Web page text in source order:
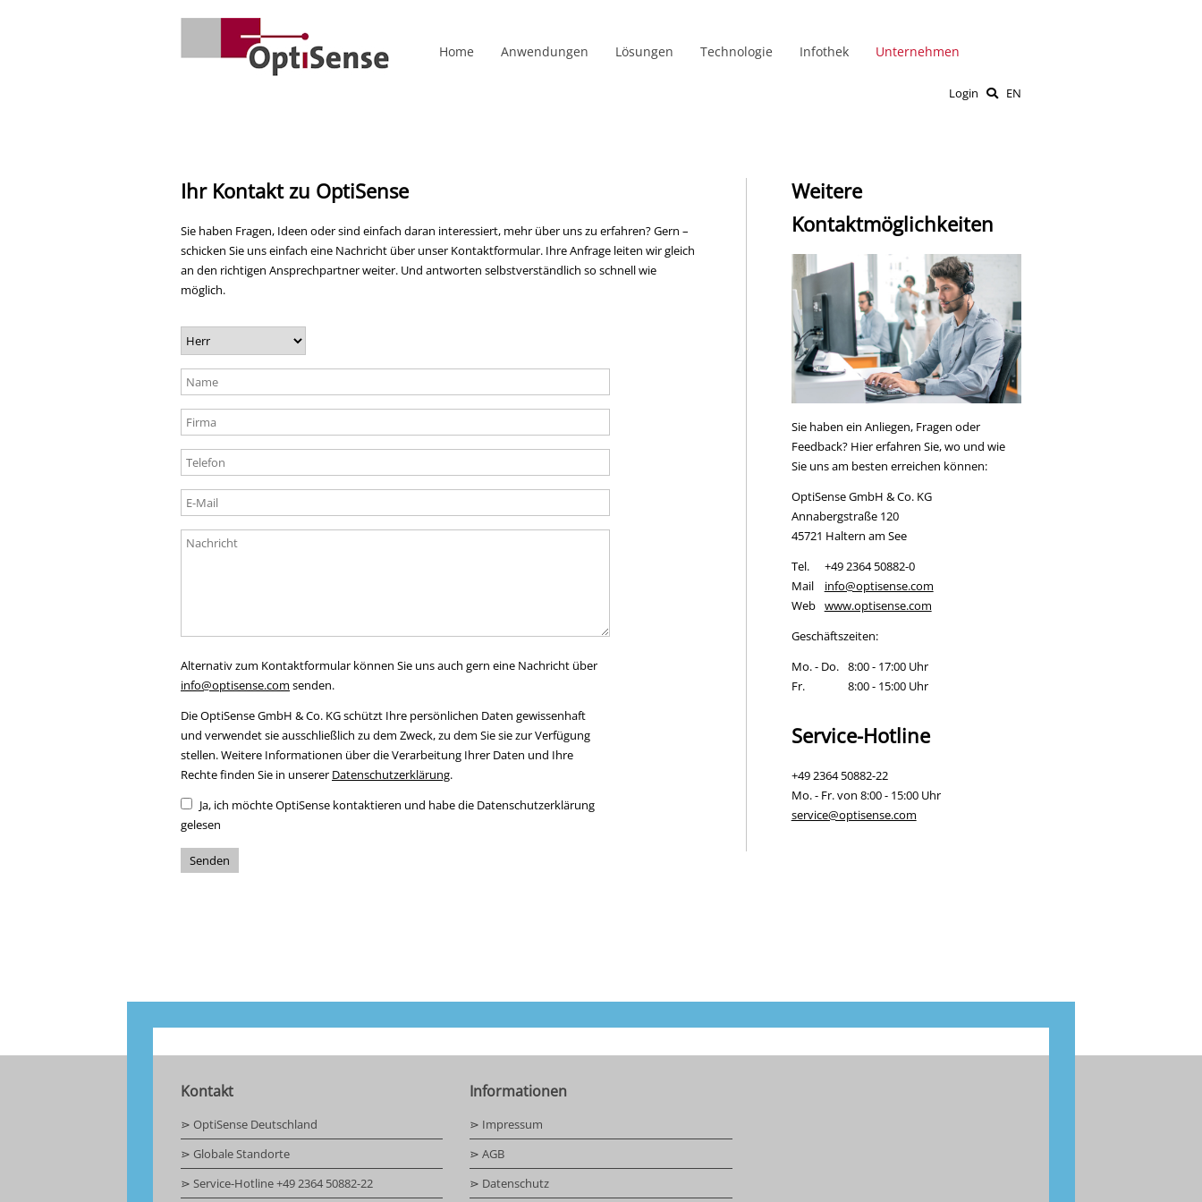
Home Anwendungen Lösungen Technologie Infothek Unternehmen
Login EN
Ihr Kontakt zu OptiSense
Sie haben Fragen, Ideen oder sind einfach daran interessiert, mehr über uns zu erfahren? Gern –
schicken Sie uns einfach eine Nachricht über unser Kontaktformular. Ihre Anfrage leiten wir gleich
an den richtigen Ansprechpartner weiter. Und antworten selbstverständlich so schnell wie
möglich.
Alternativ zum Kontaktformular können Sie uns auch gern eine Nachricht über
info@optisense.com senden.
Die OptiSense GmbH & Co. KG schützt Ihre persönlichen Daten gewissenhaft
und verwendet sie ausschließlich zu dem Zweck, zu dem Sie sie zur Verfügung
stellen. Weitere Informationen über die Verarbeitung Ihrer Daten und Ihre
Rechte finden Sie in unserer Datenschutzerklärung.
Ja, ich möchte OptiSense kontaktieren und habe die Datenschutzerklärung
gelesen
Senden
Weitere
Kontaktmöglichkeiten
Sie haben ein Anliegen, Fragen oder
Feedback? Hier erfahren Sie, wo und wie
Sie uns am besten erreichen können:
OptiSense GmbH & Co. KG
Annabergstraße 120
45721 Haltern am See
Tel.
+49 2364 50882-0
Mail
info@optisense.com
Web www.optisense.com
Geschäftszeiten:
Mo. - Do. 8:00 - 17:00 Uhr
Fr.
8:00 - 15:00 Uhr
Service-Hotline
+49 2364 50882-22
Mo. - Fr. von 8:00 - 15:00 Uhr
service@optisense.com
Kontakt
⋗ OptiSense Deutschland
⋗ Globale Standorte
⋗ Service-Hotline +49 2364 50882-22
Informationen
⋗ Impressum
⋗ AGB
⋗ Datenschutz